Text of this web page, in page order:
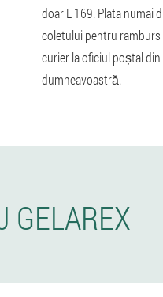
doar L 169. Plata numai
coletului pentru
curier la oficiul poștal
dumneavoastră.
GELAREX